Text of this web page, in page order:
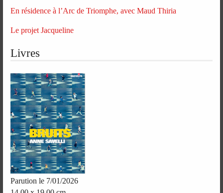
En résidence à l’Arc de Triomphe, avec Maud Thiria
Le projet Jacqueline
Livres
Parution le 7/01/2026